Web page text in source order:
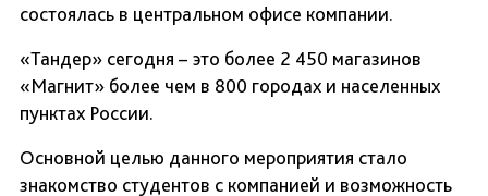
состоялась в центральном офисе компании.
«Тандер» сегодня – это более 2 450 магазинов
«Магнит» более чем в 800 городах и населенных
пунктах России.
Основной целью данного мероприятия стало
знакомство студентов с компанией и возможность